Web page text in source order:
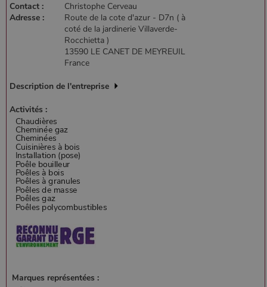
Contact :
Christophe Cerveau
Adresse :
Route de la cote d'azur - D7n ( à
coté de la jardinerie Villaverde-
Rocchietta )
13590 LE CANET DE MEYREUIL
France
Description de l'entreprise
Activités :
Marques représentées :